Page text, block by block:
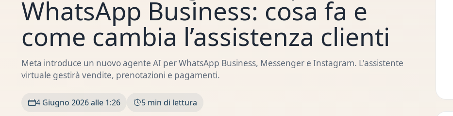
WhatsApp Business: cosa fa e
come cambia l’assistenza clienti
Meta introduce un nuovo agente AI per WhatsApp Business, Messenger e Instagram. L'assistente
virtuale gestirà vendite, prenotazioni e pagamenti.
4 Giugno 2026 alle 1:26 5 min di lettura